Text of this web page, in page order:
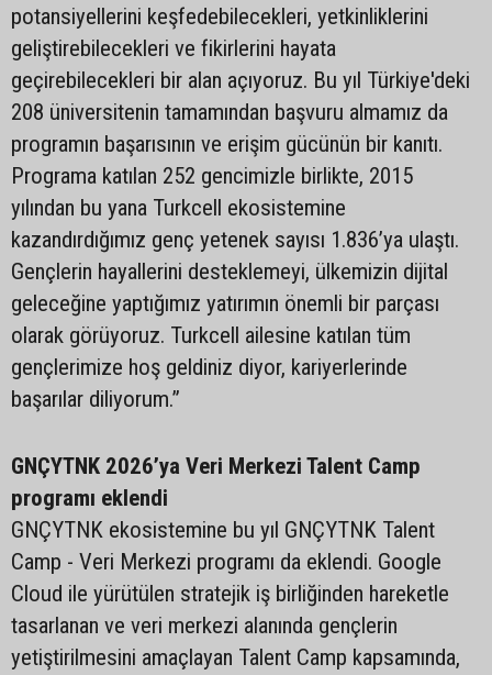
potansiyellerini keşfedebilecekleri, yetkinliklerini
geliştirebilecekleri ve fikirlerini hayata
geçirebilecekleri bir alan açıyoruz. Bu yıl Türkiye'deki
208 üniversitenin tamamından başvuru almamız da
programın başarısının ve erişim gücünün bir kanıtı.
Programa katılan 252 gencimizle birlikte, 2015
yılından bu yana Turkcell ekosistemine
kazandırdığımız genç yetenek sayısı 1.836’ya ulaştı.
Gençlerin hayallerini desteklemeyi, ülkemizin dijital
geleceğine yaptığımız yatırımın önemli bir parçası
olarak görüyoruz. Turkcell ailesine katılan tüm
gençlerimize hoş geldiniz diyor, kariyerlerinde
başarılar diliyorum.”
GNÇYTNK 2026’ya Veri Merkezi Talent Camp
programı eklendi
GNÇYTNK ekosistemine bu yıl GNÇYTNK Talent
Camp - Veri Merkezi programı da eklendi. Google
Cloud ile yürütülen stratejik iş birliğinden hareketle
tasarlanan ve veri merkezi alanında gençlerin
yetiştirilmesini amaçlayan Talent Camp kapsamında,